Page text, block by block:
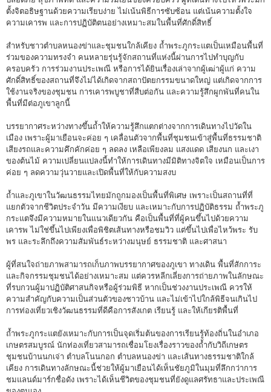
ตั้งจิตอธิษฐานด้วยความเรียบง่าย ไม่เน้นพิธีการซับซ้อน แต่เน้นความตั้งใจ
ความเคารพ และการปฏิบัติตนอย่างเหมาะสมในพื้นที่ศักดิ์สิทธิ์
สำหรับชาวตำบลหนองข่าและชุมชนใกล้เคียง ถ้ำพระภูกระแตเป็นเหมือนพื้นที่
ร่วมของความทรงจำ คนหลายรุ่นรู้จักสถานที่แห่งนี้ผ่านการไปทำบุญกับ
ครอบครัว การร่วมงานประเพณี หรือการได้ยินเรื่องเล่าจากผู้เฒ่าผู้แก่ ความ
ศักดิ์สิทธิ์ของสถานที่จึงไม่ได้เกิดจากสถาปัตยกรรมขนาดใหญ่ แต่เกิดจากการ
ใช้งานจริงของชุมชน การเคารพบูชาที่สืบต่อกัน และความรู้สึกผูกพันที่คนใน
พื้นที่มีต่อภูเขาลูกนี้
บรรยากาศระหว่างทางขึ้นถ้ำให้ความรู้สึกแตกต่างจากการเดินทางไปวัดใน
เมือง เพราะผู้มาเยือนจะค่อย ๆ เคลื่อนตัวจากพื้นที่ชุมชนเข้าสู่พื้นที่ธรรมชาติ
เสียงรถและความคึกคักค่อย ๆ ลดลง เหลือเพียงลม แสงแดด เสียงนก และเงา
ของต้นไม้ ความเปลี่ยนแปลงนี้ทำให้การเดินทางมีมิติทางจิตใจ เหมือนเป็นการ
ค่อย ๆ ลดความวุ่นวายและเปิดพื้นที่ให้กับความสงบ
ถ้ำและภูเขาในวัฒนธรรมไทยมักถูกมองเป็นพื้นที่พิเศษ เพราะเป็นสถานที่ที่
แยกตัวจากชีวิตประจำวัน มีความเงียบ และเหมาะกับการปฏิบัติธรรม ถ้ำพระภู
กระแตจึงมีความหมายในแนวเดียวกัน คือเป็นพื้นที่ที่ผู้คนขึ้นไปด้วยความ
เคารพ ไม่ใช่ขึ้นไปเพียงเพื่อพิชิตเส้นทางหรือชมวิว แต่ขึ้นไปเพื่อไหว้พระ รับ
พร และระลึกถึงความสัมพันธ์ระหว่างมนุษย์ ธรรมชาติ และศาสนา
ผู้ที่สนใจถ่ายภาพสามารถเก็บภาพบรรยากาศของภูเขา ทางเดิน พื้นที่สักการะ
และกิจกรรมชุมชนได้อย่างเหมาะสม แต่ควรหลีกเลี่ยงการถ่ายภาพในลักษณะ
ที่รบกวนผู้มาปฏิบัติศาสนกิจหรือผู้ร่วมพิธี หากเป็นช่วงงานประเพณี ควรให้
ความสำคัญกับความเป็นส่วนตัวของชาวบ้าน และไม่เข้าไปใกล้พิธีจนเกินไป
การท่องเที่ยวเชิงวัฒนธรรมที่ดีคือการสังเกต เรียนรู้ และให้เกียรติพื้นที่
ถ้ำพระภูกระแตยังเหมาะกับการเป็นจุดเริ่มต้นของการเรียนรู้ท้องถิ่นในอำเภอ
เกษตรสมบูรณ์ นักท่องเที่ยวสามารถเชื่อมโยงเรื่องราวของถ้ำกับวิถีเกษตร
ชุมชนบ้านนกเจ่า ตำบลโนนกอก ตำบลหนองข่า และเส้นทางธรรมชาติใกล้
เคียง การเดินทางลักษณะนี้ช่วยให้ผู้มาเยือนได้เห็นชัยภูมิในมุมที่ลึกกว่าการ
ชมแลนด์มาร์กชื่อดัง เพราะได้เห็นชีวิตของชุมชนที่ยังดูแลศรัทธาและประเพณี